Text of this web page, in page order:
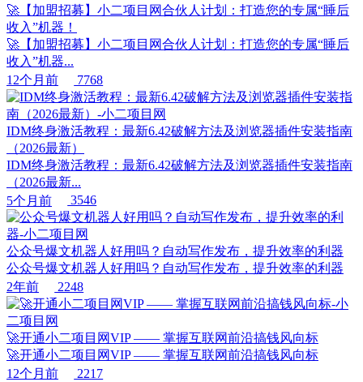
🚀【加盟招募】小二项目网合伙人计划：打造您的专属“睡后
收入”机器！
🚀【加盟招募】小二项目网合伙人计划：打造您的专属“睡后
收入”机器...
12个月前
7768
IDM终身激活教程：最新6.42破解方法及浏览器插件安装指南
（2026最新）
IDM终身激活教程：最新6.42破解方法及浏览器插件安装指南
（2026最新...
5个月前
3546
公众号爆文机器人好用吗？自动写作发布，提升效率的利器
公众号爆文机器人好用吗？自动写作发布，提升效率的利器
2年前
2248
🚀开通小二项目网VIP —— 掌握互联网前沿搞钱风向标
🚀开通小二项目网VIP —— 掌握互联网前沿搞钱风向标
12个月前
2217